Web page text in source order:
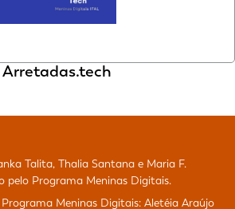
Arretadas.tech
Talita, Thalia Santana e Maria F.
pelo Programa Meninas Digitais.
Meninas Digitais: Aletéia Araújo